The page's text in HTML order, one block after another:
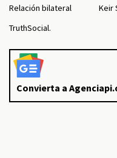
Relación bilateral
Keir
TruthSocial.
Convierta a